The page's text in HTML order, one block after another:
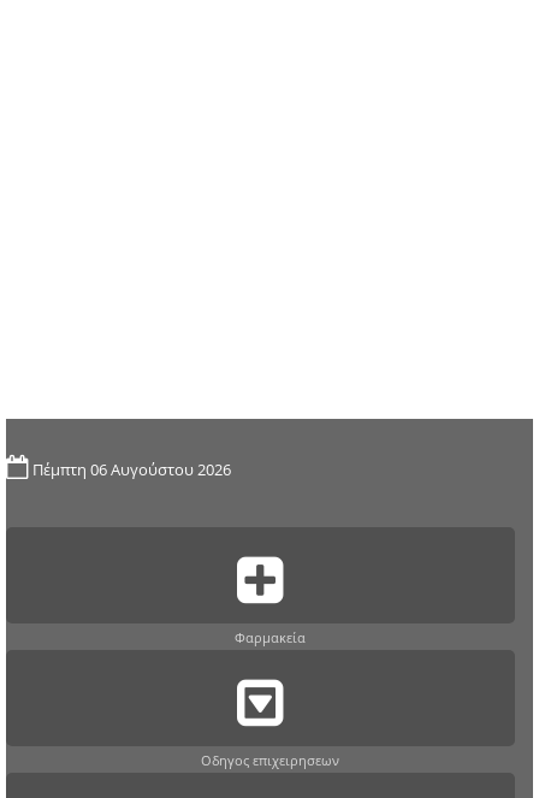
Πέμπτη 06 Αυγούστου 2026
Φαρμακεία
Οδηγος επιχειρησεων